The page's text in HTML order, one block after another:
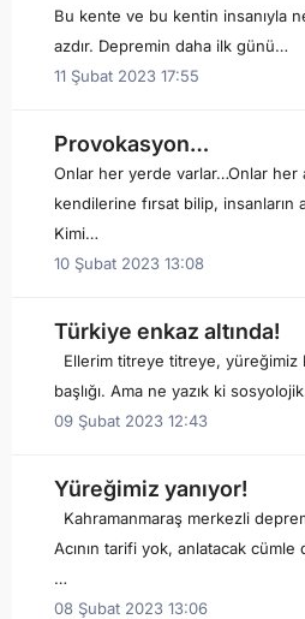
Bu kente ve bu kentin insanıyla
azdır. Depremin daha ilk günü…
11 Şubat 2023 17:55
Provokasyon…
Onlar her yerde varlar…Onlar her
kendilerine fırsat bilip, insanların
Kimi…
10 Şubat 2023 13:08
Türkiye enkaz altında!
Ellerim titreye titreye, yüreğimiz
başlığı. Ama ne yazık ki
09 Şubat 2023 12:43
Yüreğimiz yanıyor!
Kahramanmaraş merkezli
Acının tarifi yok, anlatacak cümle
…
08 Şubat 2023 13:06